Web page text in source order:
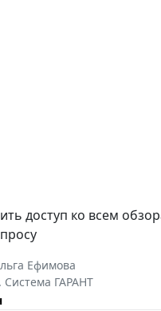
доступ ко всем
Ефимова
Система ГАРАНТ